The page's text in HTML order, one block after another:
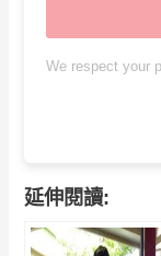
We respect your
延伸閱讀: